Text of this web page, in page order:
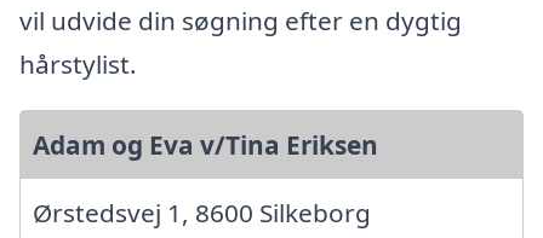
vil udvide din søgning efter en dygtig
hårstylist.
Adam og Eva v/Tina Eriksen
Ørstedsvej 1, 8600 Silkeborg